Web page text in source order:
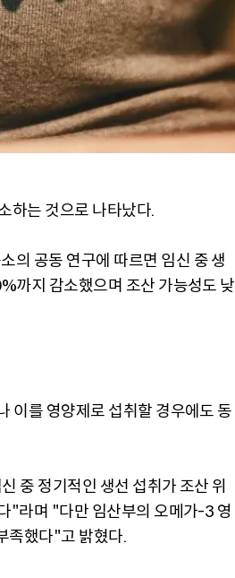
하는 것으로 나타났다.
의 공동 연구에 따르면 임신 중 생
까지 감소했으며 조산 가능성도 낮
이를 영양제로 섭취할 경우에도 동
중 정기적인 생선 섭취가 조산 위
"라며 "다만 임산부의 오메가-3 영
족했다"고 밝혔다.